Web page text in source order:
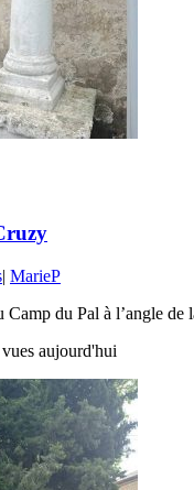
| MarieP
du Pal à l’angle de
aujourd'hui